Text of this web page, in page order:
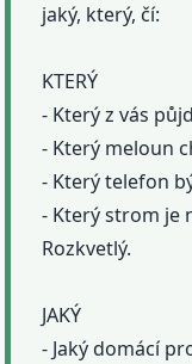
jaký, který, čí:
KTERÝ
- Který z vás
- Který meloun
- Který telefon
- Který strom je
Rozkvetlý.
JAKÝ
- Jaký domácí